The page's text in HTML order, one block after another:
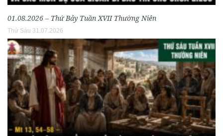
01.08.2026 – Thứ Bảy Tuần XVII Thường Niên
Thứ Sáu 31.07.2026